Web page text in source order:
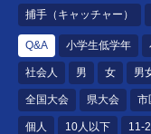
捕手（キャッチャー）
Q&A 小学生低学年
社会人 男 女 男
全国大会 県大会 市
個人 10人以下 11-